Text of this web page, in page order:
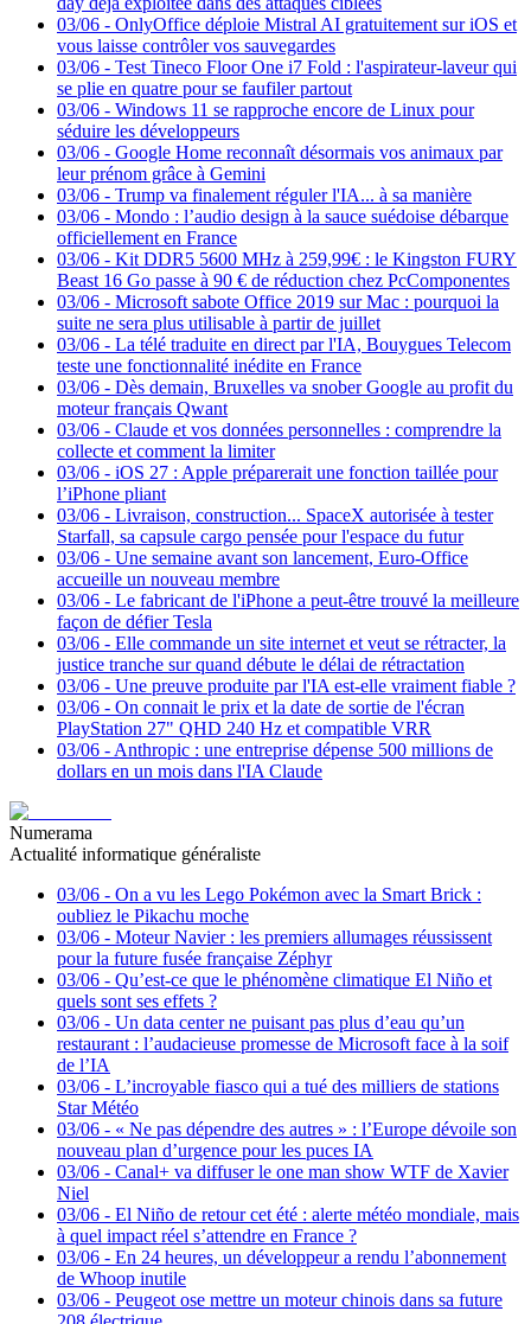
03/06 - OnlyOffice déploie Mistral AI gratuitement sur iOS et
vous laisse contrôler vos sauvegardes
03/06 - Test Tineco Floor One i7 Fold : l'aspirateur-laveur qui
se plie en quatre pour se faufiler partout
03/06 - Windows 11 se rapproche encore de Linux pour
séduire les développeurs
03/06 - Google Home reconnaît désormais vos animaux par
leur prénom grâce à Gemini
03/06 - Trump va finalement réguler l'IA... à sa manière
03/06 - Mondo : l’audio design à la sauce suédoise débarque
officiellement en France
03/06 - Kit DDR5 5600 MHz à 259,99€ : le Kingston FURY
Beast 16 Go passe à 90 € de réduction chez PcComponentes
03/06 - Microsoft sabote Office 2019 sur Mac : pourquoi la
suite ne sera plus utilisable à partir de juillet
03/06 - La télé traduite en direct par l'IA, Bouygues Telecom
teste une fonctionnalité inédite en France
03/06 - Dès demain, Bruxelles va snober Google au profit du
moteur français Qwant
03/06 - Claude et vos données personnelles : comprendre la
collecte et comment la limiter
03/06 - iOS 27 : Apple préparerait une fonction taillée pour
l’iPhone pliant
03/06 - Livraison, construction... SpaceX autorisée à tester
Starfall, sa capsule cargo pensée pour l'espace du futur
03/06 - Une semaine avant son lancement, Euro-Office
accueille un nouveau membre
03/06 - Le fabricant de l'iPhone a peut-être trouvé la meilleure
façon de défier Tesla
03/06 - Elle commande un site internet et veut se rétracter, la
justice tranche sur quand débute le délai de rétractation
03/06 - Une preuve produite par l'IA est-elle vraiment fiable ?
03/06 - On connait le prix et la date de sortie de l'écran
PlayStation 27" QHD 240 Hz et compatible VRR
03/06 - Anthropic : une entreprise dépense 500 millions de
dollars en un mois dans l'IA Claude
Numerama
Actualité informatique généraliste
03/06 - On a vu les Lego Pokémon avec la Smart Brick :
oubliez le Pikachu moche
03/06 - Moteur Navier : les premiers allumages réussissent
pour la future fusée française Zéphyr
03/06 - Qu’est-ce que le phénomène climatique El Niño et
quels sont ses effets ?
03/06 - Un data center ne puisant pas plus d’eau qu’un
restaurant : l’audacieuse promesse de Microsoft face à la soif
de l’IA
03/06 - L’incroyable fiasco qui a tué des milliers de stations
Star Météo
03/06 - « Ne pas dépendre des autres » : l’Europe dévoile son
nouveau plan d’urgence pour les puces IA
03/06 - Canal+ va diffuser le one man show WTF de Xavier
Niel
03/06 - El Niño de retour cet été : alerte météo mondiale, mais
à quel impact réel s’attendre en France ?
03/06 - En 24 heures, un développeur a rendu l’abonnement
de Whoop inutile
03/06 - Peugeot ose mettre un moteur chinois dans sa future